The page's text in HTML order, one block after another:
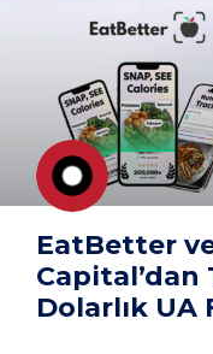
EatBetter
Capital’dan
Dolarlık UA